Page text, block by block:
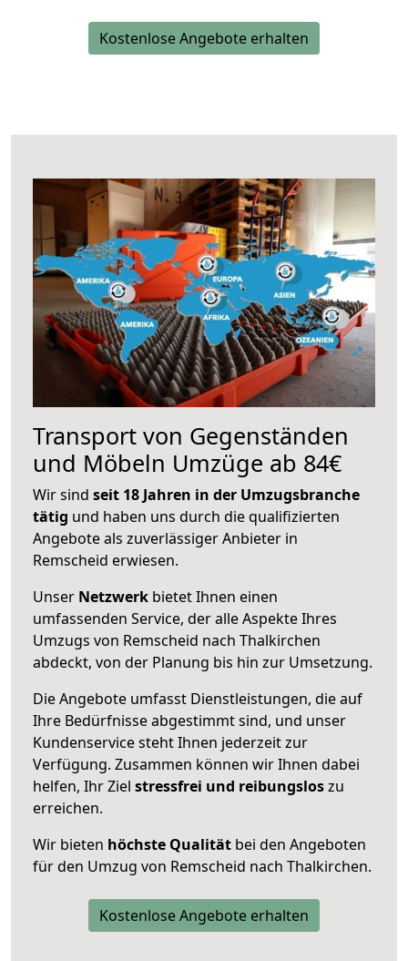
Kostenlose Angebote erhalten
Transport von Gegenständen
und Möbeln Umzüge ab 84€
Wir sind seit 18 Jahren in der Umzugsbranche
tätig und haben uns durch die qualifizierten
Angebote als zuverlässiger Anbieter in
Remscheid erwiesen.
Unser Netzwerk bietet Ihnen einen
umfassenden Service, der alle Aspekte Ihres
Umzugs von Remscheid nach Thalkirchen
abdeckt, von der Planung bis hin zur Umsetzung.
Die Angebote umfasst Dienstleistungen, die auf
Ihre Bedürfnisse abgestimmt sind, und unser
Kundenservice steht Ihnen jederzeit zur
Verfügung. Zusammen können wir Ihnen dabei
helfen, Ihr Ziel stressfrei und reibungsloszu
erreichen.
Wir bieten höchste Qualität bei den Angeboten
für den Umzug von Remscheid nach Thalkirchen.
Kostenlose Angebote erhalten